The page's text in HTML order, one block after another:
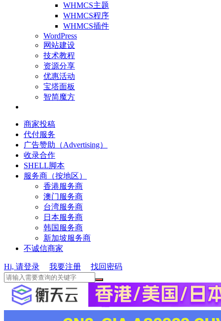
WHMCS主题
WHMCS程序
WHMCS插件
WordPress
网站建设
技术教程
资源分享
优惠活动
宝塔面板
智简魔方
商家投稿
代付服务
广告赞助（Advertising）
收录合作
SHELL脚本
服务商（按地区）
香港服务商
澳门服务商
台湾服务商
日本服务商
韩国服务商
新加坡服务商
不诚信商家
Hi, 请登录 我要注册 找回密码